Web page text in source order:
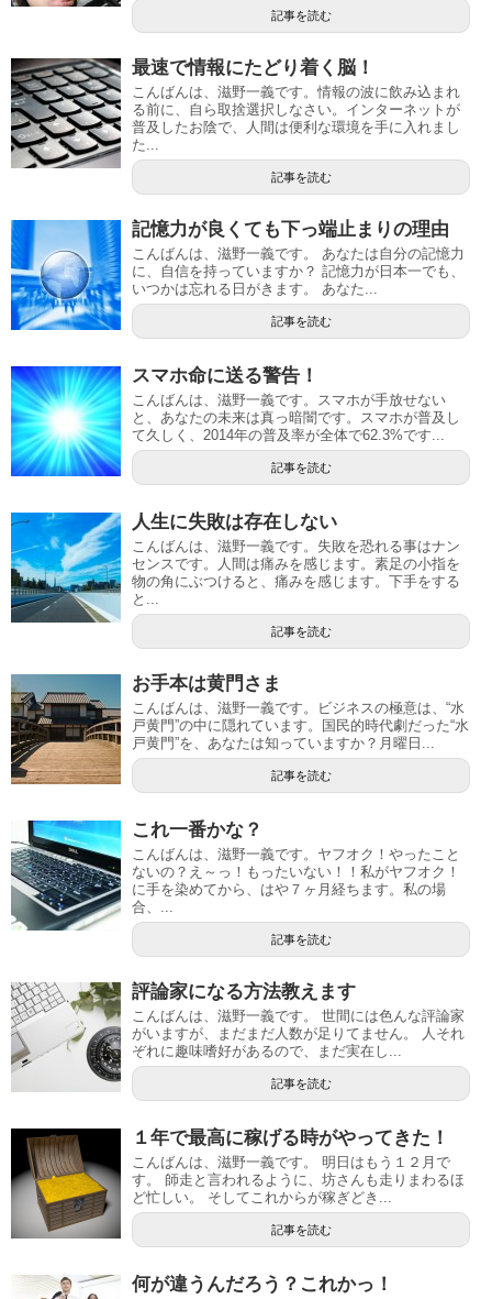
記事を読む
最速で情報にたどり着く脳！
こんばんは、滋野一義です。情報の波に飲み込まれ
る前に、自ら取捨選択しなさい。インターネットが
普及したお陰で、人間は便利な環境を手に入れまし
た...
記事を読む
記憶力が良くても下っ端止まりの理由
こんばんは、滋野一義です。 あなたは自分の記憶力
に、自信を持っていますか？ 記憶力が日本一でも、
いつかは忘れる日がきます。 あなた...
記事を読む
スマホ命に送る警告！
こんばんは、滋野一義です。スマホが手放せない
と、あなたの未来は真っ暗闇です。スマホが普及し
て久しく、2014年の普及率が全体で62.3%です...
記事を読む
人生に失敗は存在しない
こんばんは、滋野一義です。失敗を恐れる事はナン
センスです。人間は痛みを感じます。素足の小指を
物の角にぶつけると、痛みを感じます。下手をする
と...
記事を読む
お手本は黄門さま
こんばんは、滋野一義です。ビジネスの極意は、“水
戸黄門”の中に隠れています。国民的時代劇だった“水
戸黄門”を、あなたは知っていますか？月曜日...
記事を読む
これ一番かな？
こんばんは、滋野一義です。ヤフオク！やったこと
ないの？え～っ！もったいない！！私がヤフオク！
に手を染めてから、はや７ヶ月経ちます。私の場
合、...
記事を読む
評論家になる方法教えます
こんばんは、滋野一義です。 世間には色んな評論家
がいますが、まだまだ人数が足りてません。 人それ
ぞれに趣味嗜好があるので、まだ実在し...
記事を読む
１年で最高に稼げる時がやってきた！
こんばんは、滋野一義です。 明日はもう１２月で
す。 師走と言われるように、坊さんも走りまわるほ
ど忙しい。 そしてこれからが稼ぎどき...
記事を読む
何が違うんだろう？これかっ！